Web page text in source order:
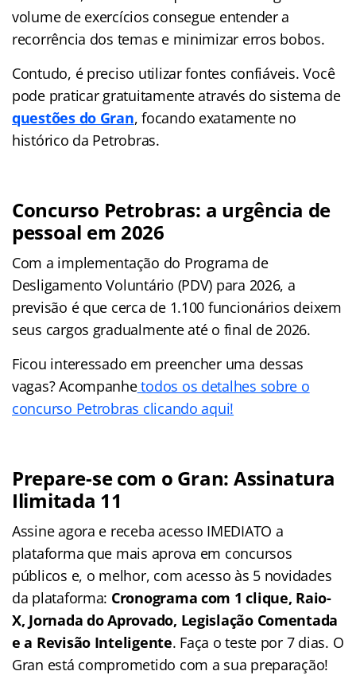
volume de exercícios consegue entender a
recorrência dos temas e minimizar erros bobos.
Contudo, é preciso utilizar fontes confiáveis. Você
pode praticar gratuitamente através do sistema de
questões do Gran, focando exatamente no
histórico da Petrobras.
Concurso Petrobras: a urgência de
pessoal em 2026
Com a implementação do Programa de
Desligamento Voluntário (PDV) para 2026, a
previsão é que cerca de 1.100 funcionários deixem
seus cargos gradualmente até o final de 2026.
Ficou interessado em preencher uma dessas
vagas? Acompanhetodos os detalhes sobre o
concurso Petrobras clicando aqui!
Prepare-se com o Gran: Assinatura
Ilimitada 11
Assine agora e receba acesso IMEDIATO a
plataforma que mais aprova em concursos
públicos e, o melhor, com acesso às 5 novidades
da plataforma: Cronograma com 1 clique, Raio-
X, Jornada do Aprovado, Legislação Comentada
e a Revisão Inteligente. Faça o teste por 7 dias. O
Gran está comprometido com a sua preparação!